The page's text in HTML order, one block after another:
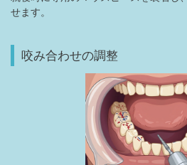
せます。
咬み合わせの調整